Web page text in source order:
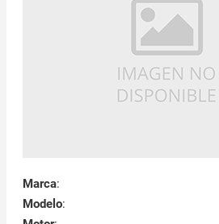
Marca:
Modelo: